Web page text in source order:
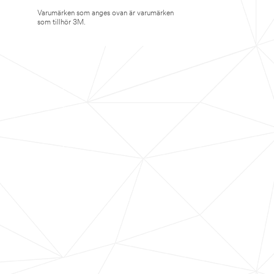
Varumärken som anges ovan är varumärken
som tillhör 3M.